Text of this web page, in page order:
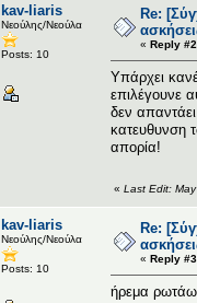
kav-liaris
Νεούλης/Νεούλα
Posts: 10
Re:
« Reply
Υπάρχει
επιλέγουνε
δεν
κατευθυνση
απορία!
« Last Edit:
kav-liaris
Νεούλης/Νεούλα
Posts: 10
Re:
« Reply
ήρεμα ρωτάω